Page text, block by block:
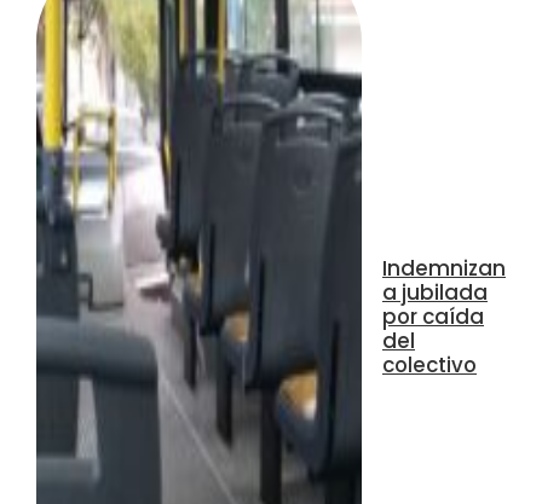
Indemnizan
a jubilada
por caída
del
colectivo